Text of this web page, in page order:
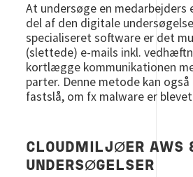
At undersøge en medarbejders
del af den digitale
specialiseret software er det
(slettede) e-mails inkl.
kortlægge kommunikationen
parter. Denne metode kan
fastslå, om fx malware er
CLOUDMILJØER AWS
UNDERSØGELSER